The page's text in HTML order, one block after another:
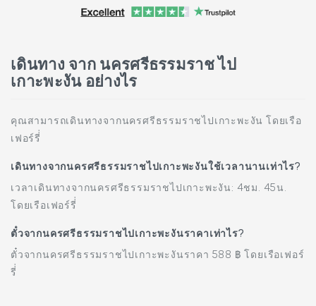
เดินทาง จาก นครศรีธรรมราช ไป
เกาะพะงัน อย่างไร
คุณสามารถเดินทางจากนครศรีธรรมราชไปเกาะพะงัน โดยเรือ
เฟอร์รี่่
เดินทางจากนครศรีธรรมราชไปเกาะพะงันใช้เวลานานเท่าไร?
เวลาเดินทางจากนครศรีธรรมราชไปเกาะพะงัน: 4ชม. 45น.
โดยเรือเฟอร์รี่่
ตั๋วจากนครศรีธรรมราชไปเกาะพะงันราคาเท่าไร?
ตั๋วจากนครศรีธรรมราชไปเกาะพะงันราคา 588 ฿ โดยเรือเฟอร์
รี่่